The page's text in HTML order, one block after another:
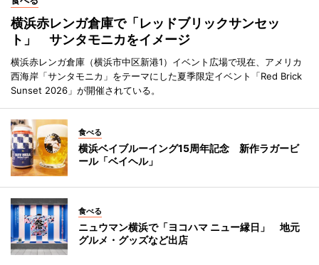
横浜赤レンガ倉庫で「レッドブリックサンセッ
ト」 サンタモニカをイメージ
横浜赤レンガ倉庫（横浜市中区新港1）イベント広場で現在、アメリカ
西海岸「サンタモニカ」をテーマにした夏季限定イベント「Red Brick
Sunset 2026」が開催されている。
食べる
横浜ベイブルーイング15周年記念 新作ラガービ
ール「ベイヘル」
食べる
ニュウマン横浜で「ヨコハマ ニュー縁日」 地元
グルメ・グッズなど出店